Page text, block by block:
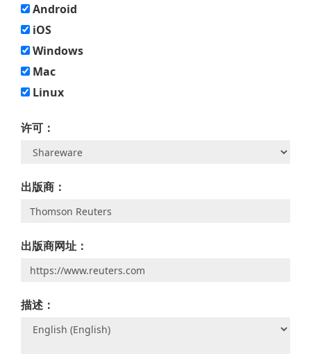
Android
iOS
Windows
Mac
Linux
许可：
出版商：
出版商网址：
描述：